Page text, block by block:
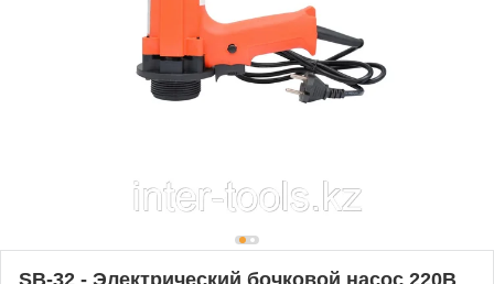
SB-32 - Электрический бочковой насос 220В